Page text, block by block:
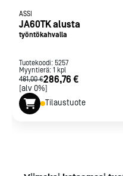
ASSI
JA60TK alusta
työntökahvalla
Tuotekoodi: 5257
Myyntierä: 1 kpl
481,00 €286,76 €
[alv 0%]
Tilaustuote